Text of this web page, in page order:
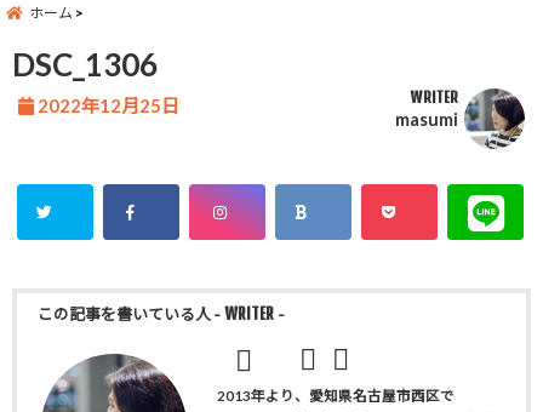
ホーム
DSC_1306
2022年12月25日 WRITER
masumi
この記事を書いている人 - WRITER -
2013年より、愛知県名古屋市西区で